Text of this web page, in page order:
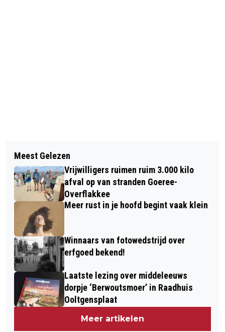
SCHOTEJIL OOK VOLGEND SEIZOEN IN
A-POULE REGIOCOMPETITIE
BESTUURLIJKE FUSIE TUSSEN
OPENBARE BASIS- EN MIDDELBARE
SCHOLEN
Meest Gelezen
Vrijwilligers ruimen ruim 3.000 kilo
afval op van stranden Goeree-
Overflakkee
Meer rust in je hoofd begint vaak klein
Winnaars van fotowedstrijd over
erfgoed bekend!
Laatste lezing over middeleeuws
dorpje ‘Berwoutsmoer’ in Raadhuis
Ooltgensplaat
Meer artikelen